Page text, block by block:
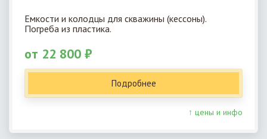
Емкости и колодцы для скважины (кессоны).
Погреба из пластика.
от 22 800 ₽
Подробнее
↑ цены и инфо